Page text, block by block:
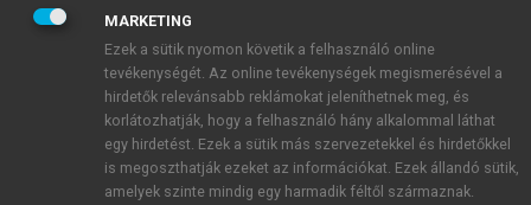
JELSZÓ
JELSZÓ ÚJRA
Kérek értesítést a MeRSZ újdonságairól, akcióiról.
MARKETING
Ezek a sütik nyomon követik a felhasználó online
tevékenységét. Az online tevékenységek megismerésével a
hirdetők relevánsabb reklámokat jeleníthetnek meg, és
korlátozhatják, hogy a felhasználó hány alkalommal láthat
egy hirdetést. Ezek a sütik más szervezetekkel és hirdetőkkel
is megoszthatják ezeket az információkat. Ezek állandó sütik,
amelyek szinte mindig egy harmadik féltől származnak.